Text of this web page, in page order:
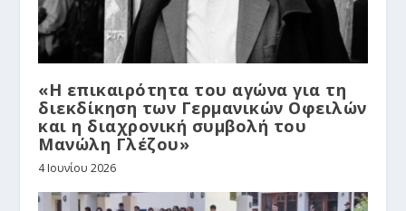
«Η επικαιρότητα του αγώνα για τη
διεκδίκηση των Γερμανικών Οφειλών
και η διαχρονική συμβολή του
Μανώλη Γλέζου»
4 Ιουνίου 2026